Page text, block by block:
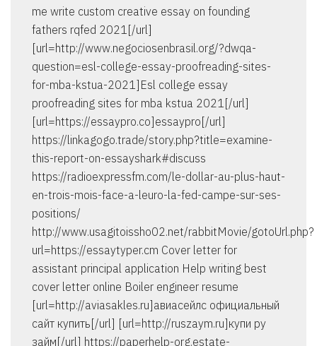
me write custom creative essay on founding
fathers rqfed 2021[/url]
[url=http://www.negociosenbrasil.org/?dwqa-
question=esl-college-essay-proofreading-sites-
for-mba-kstua-2021]Esl college essay
proofreading sites for mba kstua 2021[/url]
[url=https://essaypro.co]essaypro[/url]
https://linkagogo.trade/story.php?title=examine-
this-report-on-essayshark#discuss
https://radioexpressfm.com/le-dollar-au-plus-haut-
en-trois-mois-face-a-leuro-la-fed-campe-sur-ses-
positions/
http://www.usagitoissho02.net/rabbitMovie/gotoUrl.php?
url=https://essaytyper.cm Cover letter for
assistant principal application Help writing best
cover letter online Boiler engineer resume
[url=http://aviasakles.ru]авиасейлс официальный
сайт купить[/url] [url=http://ruszaym.ru]купи ру
займ[/url] https://paperhelp-org.estate-